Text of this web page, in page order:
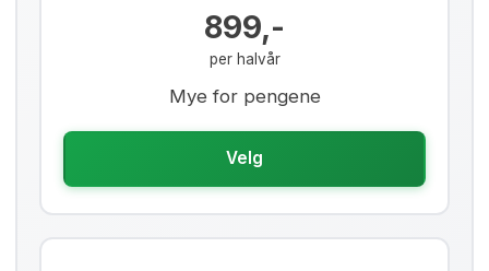
899,-
per halvår
Mye for pengene
Velg